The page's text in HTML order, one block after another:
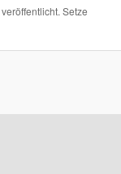
veröffentlicht. Setze